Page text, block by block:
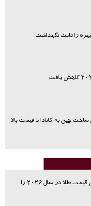
را ثابت نگهداشت
چین به کانادا با قیمت بالا
بانک آمریکا پیش‌بینی میانگین قیمت طلا در سال ۲۰۲۶ را